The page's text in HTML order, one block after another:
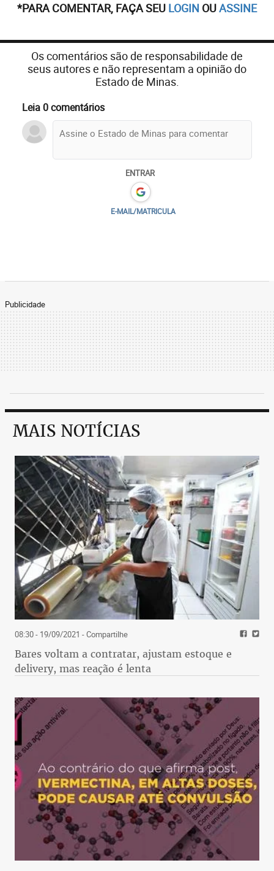
*PARA COMENTAR, FAÇA SEU LOGIN OUASSINE
Os comentários são de responsabilidade de
seus autores e não representam a opinião do
Estado de Minas.
Leia 0 comentários
ENTRAR
E-MAIL/MATRICULA
Publicidade
MAIS NOTÍCIAS
08:30 - 19/09/2021 - Compartilhe
Bares voltam a contratar, ajustam estoque e
delivery, mas reação é lenta